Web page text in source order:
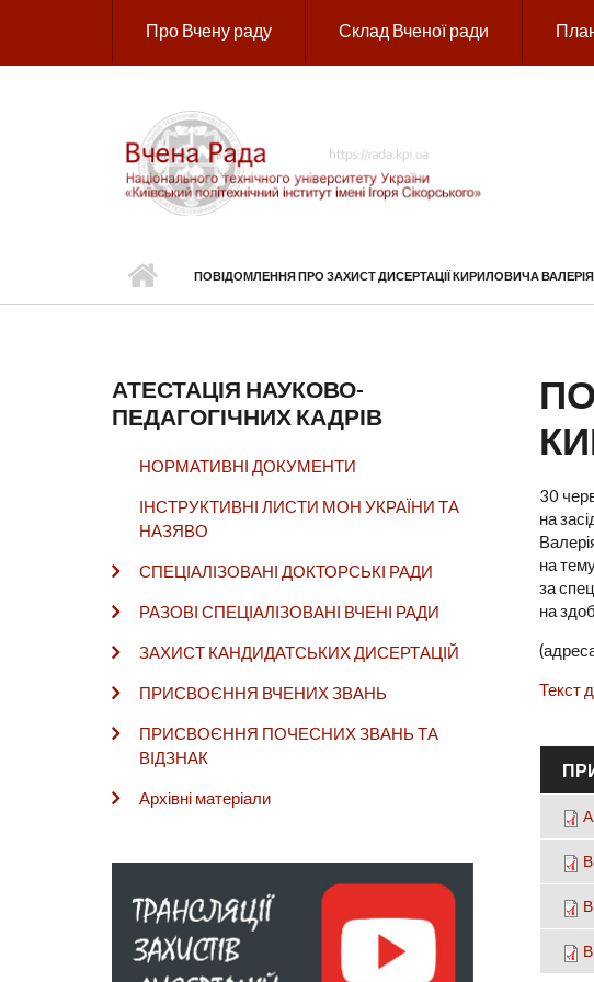
Про Вчену раду Склад Вченої ради
ПОВІДОМЛЕННЯ ПРО ЗАХИСТ ДИСЕРТАЦІЇ КИРИЛОВИЧА
АТЕСТАЦІЯ НАУКОВО-
ПЕДАГОГІЧНИХ КАДРІВ
НОРМАТИВНІ ДОКУМЕНТИ
ІНСТРУКТИВНІ ЛИСТИ МОН УКРАЇНИ ТА
НАЗЯВО
СПЕЦІАЛІЗОВАНІ ДОКТОРСЬКІ РАДИ
РАЗОВІ СПЕЦІАЛІЗОВАНІ ВЧЕНІ РАДИ
ЗАХИСТ КАНДИДАТСЬКИХ ДИСЕРТАЦІЙ
ПРИСВОЄННЯ ВЧЕНИХ ЗВАНЬ
ПРИСВОЄННЯ ПОЧЕСНИХ ЗВАНЬ ТА
ВІДЗНАК
Архівні матеріали
30
на
на
за
на
Текст